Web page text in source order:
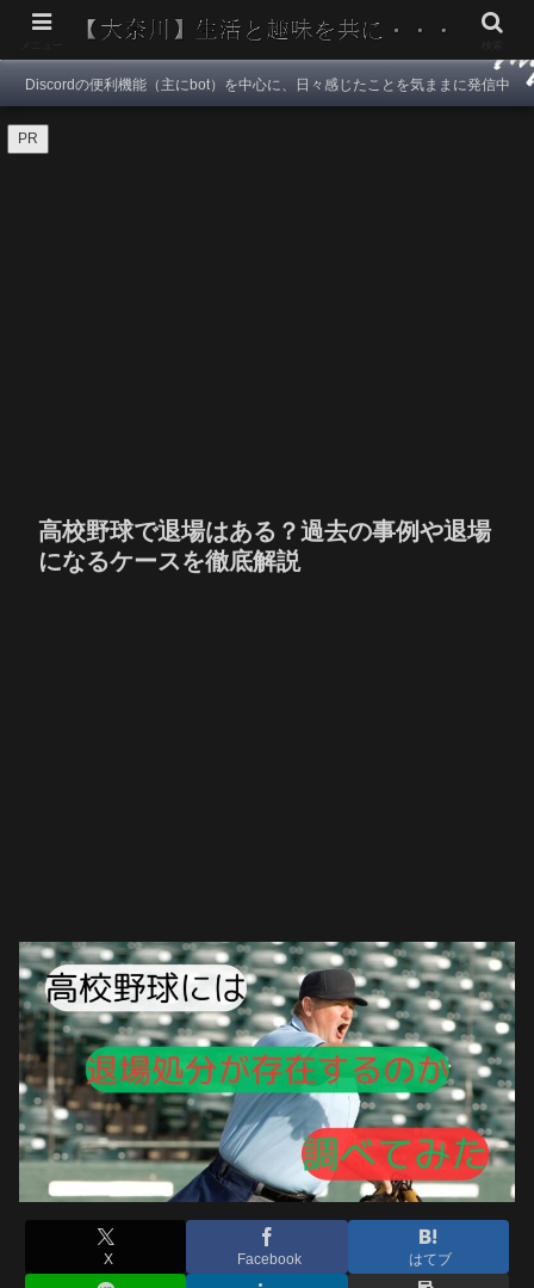
Discordの便利機能（主にbot）を中心に、日々感じたことを気ままに発信中
PR
高校野球で退場はある？過去の事例や退場
になるケースを徹底解説
X Facebook はてブ